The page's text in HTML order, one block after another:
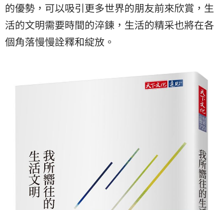
的優勢，可以吸引更多世界的朋友前來欣賞，生
活的文明需要時間的淬鍊，生活的精采也將在各
個角落慢慢詮釋和綻放。